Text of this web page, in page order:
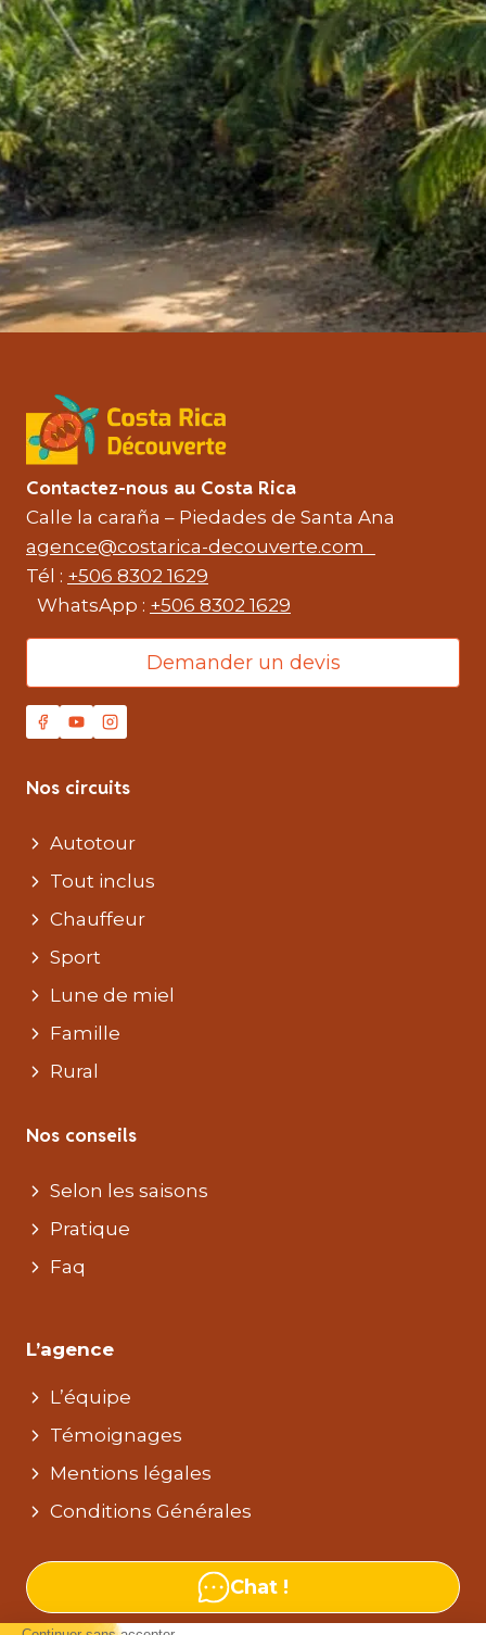
Contactez-nous au Costa Rica
Calle la caraña – Piedades de Santa Ana
agence@costarica-decouverte.com
Tél : +506 8302 1629
WhatsApp : +506 8302 1629
Demander un devis
Nos circuits
Autotour
Tout inclus
Chauffeur
Sport
Lune de miel
Famille
Rural
Nos conseils
Selon les saisons
Pratique
Faq
L’agence
L’équipe
Témoignages
Mentions légales
Conditions Générales
Chat !